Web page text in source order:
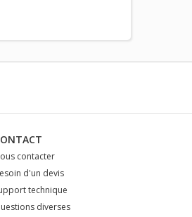
contacter
d'un devis
technique
diverses